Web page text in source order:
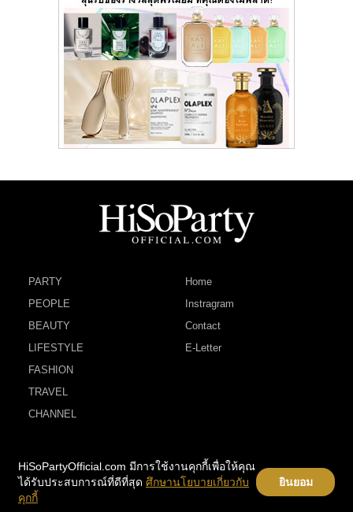
PARTY
PEOPLE
BEAUTY
LIFESTYLE
FASHION
TRAVEL
CHANNEL
Home
Instragram
Contact
E-Letter
HiSoPartyOfficial.com มีการใช้งานคุกกี้เพื่อให้คุณ
ได้รับประสบการณ์ที่ดีที่สุด ศึกษานโยบายเกี่ยวกับ
คุกกี้
ยินยอม